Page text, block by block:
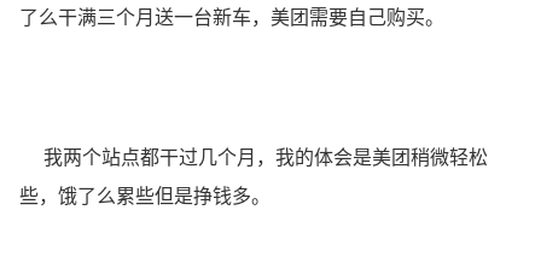
了么干满三个月送一台新车，美团需要自己购买。
我两个站点都干过几个月，我的体会是美团稍微轻松
些，饿了么累些但是挣钱多。